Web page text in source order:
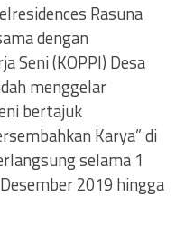
Rasuna
dengan
Seni (KOPPI) Desa
menggelar
bertajuk
Karya” di
selama 1
2019 hingga